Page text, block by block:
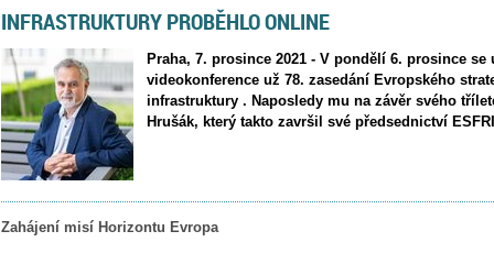
INFRASTRUKTURY PROBĚHLO ONLINE
Praha, 7. prosince 2021 - V pondělí 6. prosince
videokonference už 78. zasedání Evropského
infrastruktury . Naposledy mu na závěr svého
Hrušák, který takto završil své předsednictví
Zahájení misí Horizontu Evropa